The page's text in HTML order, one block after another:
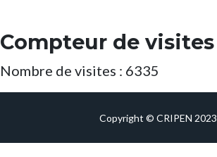
Compteur de visites
Nombre de visites : 6335
Copyright © CRIPEN 2023